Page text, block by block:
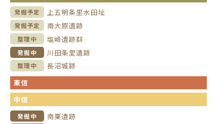
発掘予定 上五明条里水田址
発掘予定 南大原遺跡
整理中 塩崎遺跡群
発掘中 川田条里遺跡
整理中
長沼城跡
東信
中信
発掘中 南栗遺跡